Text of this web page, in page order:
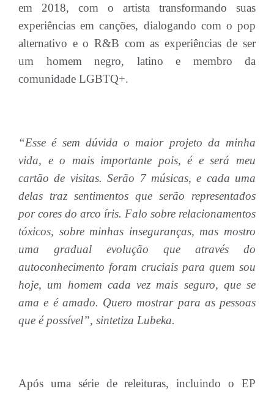
em 2018, com o artista transformando suas
experiências em canções, dialogando com o pop
alternativo e o R&B com as experiências de ser
um homem negro, latino e membro da
comunidade LGBTQ+.
“Esse é sem dúvida o maior projeto da minha
vida, e o mais importante pois, é e será meu
cartão de visitas. Serão 7 músicas, e cada uma
delas traz sentimentos que serão representados
por cores do arco íris. Falo sobre relacionamentos
tóxicos, sobre minhas inseguranças, mas mostro
uma gradual evolução que através do
autoconhecimento foram cruciais para quem sou
hoje, um homem cada vez mais seguro, que se
ama e é amado. Quero mostrar para as pessoas
que é possível”, sintetiza Lubeka.
Após uma série de releituras, incluindo o EP